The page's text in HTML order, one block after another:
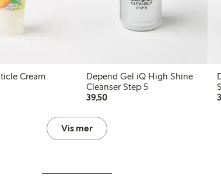
Cream
Depend Gel iQ High Shine
Cleanser Step 5
39,5039,50 kr
Vis mer